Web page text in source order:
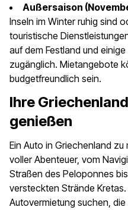
Außersaison
Inseln im Winter ruhig sind
touristische
auf dem Festland und
zugänglich. Mietangebote
budgetfreundlich sein.
Ihre
genießen
Ein Auto in Griechenland
voller Abenteuer, vom
Straßen des Peloponnes
versteckten Strände
Autovermietung suchen,